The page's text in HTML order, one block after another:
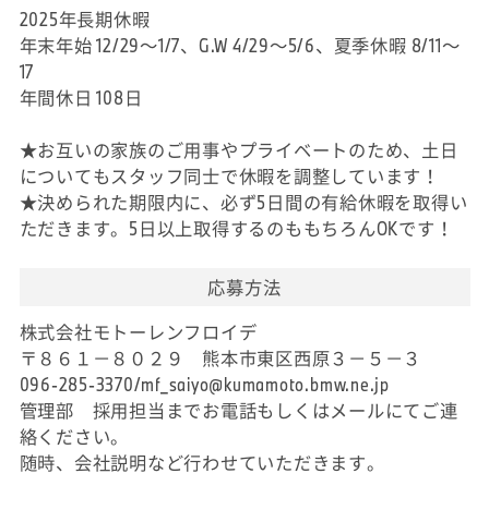
2025年長期休暇
年末年始 12/29～1/7、G.W 4/29～5/6、夏季休暇 8/11～
17
年間休日 108日
★お互いの家族のご用事やプライベートのため、土日
についてもスタッフ同士で休暇を調整しています！
★決められた期限内に、必ず5日間の有給休暇を取得い
ただきます。5日以上取得するのももちろんOKです！
応募方法
株式会社モトーレンフロイデ
〒８６１－８０２９ 熊本市東区西原３－５－３
096-285-3370/mf_saiyo@kumamoto.bmw.ne.jp
管理部 採用担当までお電話もしくはメールにてご連
絡ください。
随時、会社説明など行わせていただきます。